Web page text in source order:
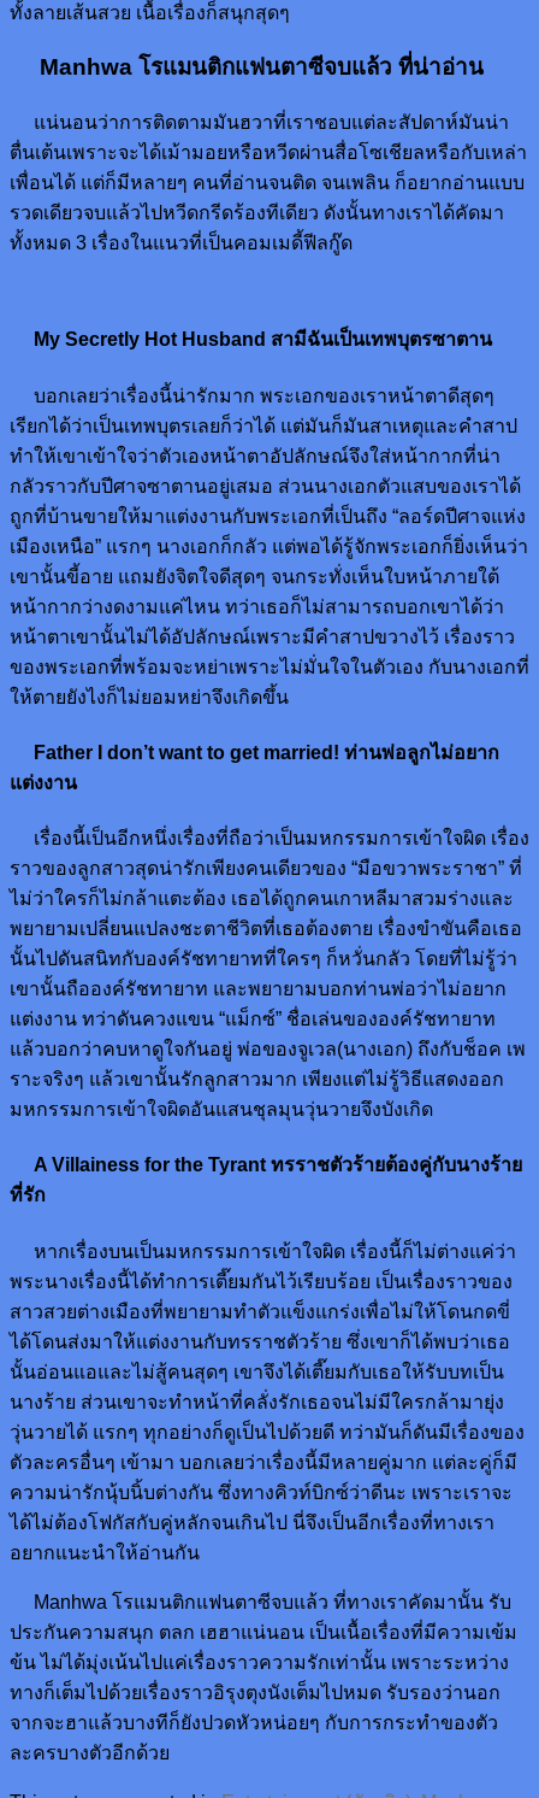
ทั้งลายเส้นสวย เนื้อเรื่องก็สนุกสุดๆ
Manhwa โรแมนติกแฟนตาซีจบแล้ว ที่น่าอ่าน
แน่นอนว่าการติดตามมันฮวาที่เราชอบแต่ละสัปดาห์มันน่า
ตื่นเต้นเพราะจะได้เม้ามอยหรือหวีดผ่านสื่อโซเชียลหรือกับเหล่า
เพื่อนได้ แต่ก็มีหลายๆ คนที่อ่านจนติด จนเพลิน ก็อยากอ่านแบบ
รวดเดียวจบแล้วไปหวีดกรีดร้องทีเดียว ดังนั้นทางเราได้คัดมา
ทั้งหมด 3 เรื่องในแนวที่เป็นคอมเมดี้ฟีลกู๊ด
My Secretly Hot Husband สามีฉันเป็นเทพบุตรซาตาน
บอกเลยว่าเรื่องนี้น่ารักมาก พระเอกของเราหน้าตาดีสุดๆ
เรียกได้ว่าเป็นเทพบุตรเลยก็ว่าได้ แต่มันก็มันสาเหตุและคำสาป
ทำให้เขาเข้าใจว่าตัวเองหน้าตาอัปลักษณ์จึงใส่หน้ากากที่น่า
กลัวราวกับปีศาจซาตานอยู่เสมอ ส่วนนางเอกตัวแสบของเราได้
ถูกที่บ้านขายให้มาแต่งงานกับพระเอกที่เป็นถึง “ลอร์ดปีศาจแห่ง
เมืองเหนือ” แรกๆ นางเอกก็กลัว แต่พอได้รู้จักพระเอกก็ยิ่งเห็นว่า
เขานั้นขี้อาย แถมยังจิตใจดีสุดๆ จนกระทั่งเห็นใบหน้าภายใต้
หน้ากากว่างดงามแค่ไหน ทว่าเธอก็ไม่สามารถบอกเขาได้ว่า
หน้าตาเขานั้นไม่ได้อัปลักษณ์เพราะมีคำสาปขวางไว้ เรื่องราว
ของพระเอกที่พร้อมจะหย่าเพราะไม่มั่นใจในตัวเอง กับนางเอกที่
ให้ตายยังไงก็ไม่ยอมหย่าจึงเกิดขึ้น
Father I don’t want to get married! ท่านพ่อลูกไม่อยาก
แต่งงาน
เรื่องนี้เป็นอีกหนึ่งเรื่องที่ถือว่าเป็นมหกรรมการเข้าใจผิด เรื่อง
ราวของลูกสาวสุดน่ารักเพียงคนเดียวของ “มือขวาพระราชา” ที่
ไม่ว่าใครก็ไม่กล้าแตะต้อง เธอได้ถูกคนเกาหลีมาสวมร่างและ
พยายามเปลี่ยนแปลงชะตาชีวิตที่เธอต้องตาย เรื่องขำขันคือเธอ
นั้นไปดันสนิทกับองค์รัชทายาทที่ใครๆ ก็หวั่นกลัว โดยที่ไม่รู้ว่า
เขานั้นถือองค์รัชทายาท และพยายามบอกท่านพ่อว่าไม่อยาก
แต่งงาน ทว่าดันควงแขน “แม็กซ์” ชื่อเล่นขององค์รัชทายาท
แล้วบอกว่าคบหาดูใจกันอยู่ พ่อของจูเวล(นางเอก) ถึงกับช็อค เพ
ราะจริงๆ แล้วเขานั้นรักลูกสาวมาก เพียงแต่ไม่รู้วิธีแสดงออก
มหกรรมการเข้าใจผิดอันแสนชุลมุนวุ่นวายจึงบังเกิด
A Villainess for the Tyrant ทรราชตัวร้ายต้องคู่กับนางร้าย
ที่รัก
หากเรื่องบนเป็นมหกรรมการเข้าใจผิด เรื่องนี้ก็ไม่ต่างแค่ว่า
พระนางเรื่องนี้ได้ทำการเตี๊ยมกันไว้เรียบร้อย เป็นเรื่องราวของ
สาวสวยต่างเมืองที่พยายามทำตัวแข็งแกร่งเพื่อไม่ให้โดนกดขี่
ได้โดนส่งมาให้แต่งงานกับทรราชตัวร้าย ซึ่งเขาก็ได้พบว่าเธอ
นั้นอ่อนแอและไม่สู้คนสุดๆ เขาจึงได้เตี๊ยมกับเธอให้รับบทเป็น
นางร้าย ส่วนเขาจะทำหน้าที่คลั่งรักเธอจนไม่มีใครกล้ามายุ่ง
วุ่นวายได้ แรกๆ ทุกอย่างก็ดูเป็นไปด้วยดี ทว่ามันก็ดันมีเรื่องของ
ตัวละครอื่นๆ เข้ามา บอกเลยว่าเรื่องนี้มีหลายคู่มาก แต่ละคู่ก็มี
ความน่ารักนุ้บนิ้บต่างกัน ซึ่งทางคิวท์บิกซ์ว่าดีนะ เพราะเราจะ
ได้ไม่ต้องโฟกัสกับคู่หลักจนเกินไป นี่จึงเป็นอีกเรื่องที่ทางเรา
อยากแนะนำให้อ่านกัน
Manhwa โรแมนติกแฟนตาซีจบแล้ว ที่ทางเราคัดมานั้น รับ
ประกันความสนุก ตลก เฮฮาแน่นอน เป็นเนื้อเรื่องที่มีความเข้ม
ข้น ไม่ได้มุ่งเน้นไปแค่เรื่องราวความรักเท่านั้น เพราะระหว่าง
ทางก็เต็มไปด้วยเรื่องราวอิรุงตุงนังเต็มไปหมด รับรองว่านอก
จากจะฮาแล้วบางทีก็ยังปวดหัวหน่อยๆ กับการกระทำของตัว
ละครบางตัวอีกด้วย